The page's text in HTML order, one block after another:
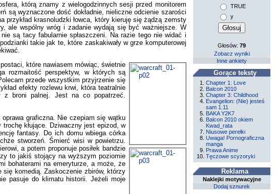
którą znamy z wielogodzinnych sesji przed monitorem
są wyznaczone dość dokładnie, nieliczne odcienie szarości
przykład krasnoludzki łowca, który kieruję się żądzą zemsty
ale wspólny wróg i zadanie wydają się być ważniejsze. W
są tacy fabularnie spłaszczeni. Na razie tego nie widać i
takie jak te, które zaskakiwały w grze komputerowej
które nawiasem mówiąc, świetnie
rozmaitość perspektyw, w których są
przede wszystkim przyjrzenie się
efekty rozlewu krwi, która teatralnie
z broni palnej. Jest na co popatrzeć.
graficzna. Nie czepiam się wątku
trochę kłujące. Dziwaczny jest epizod, w
fantasy. Do ich domu wbiega córka
stworzeń. Śmierć wisi w powietrzu.
a potem proponuje posiłek bandzie
to jakiś stojący na wyższym poziomie
bohaterami na emeryturze, a może, że
się komedią. Zaskoczenie zbirów, którzy
pasuje do klimatu historii. Jeżeli moje
TRUE
y
Głosów:79
Zobacz wyniki
Inne ankiety
Gorące teksty
Chapter 1: Love
Balcon 2010
Chapter 3: Childhood
Evangelion: (Nie) jesteś
sam 1.11
BAKA Y2K7
Balcon 2010 okiem
Kwad_rata
Niusowe perełki
Uwaga! Pornograficzna
manga
Prawa Anime
Tęczowe scyzoryki
Reklama
Naklejki motywacyjne
Dodaj sznurek